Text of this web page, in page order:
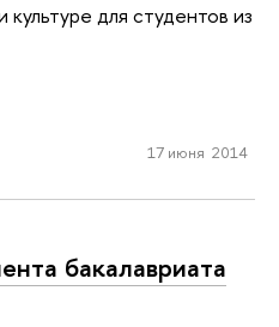
для студентов из
17 июня 2014
бакалавриата